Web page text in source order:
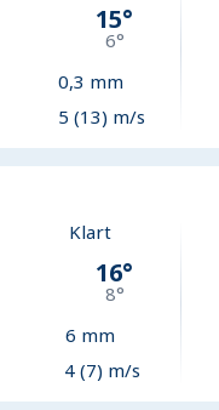
15°
6°
0,3 mm
5 (13) m/s
Klart
16°
8°
6 mm
4 (7) m/s